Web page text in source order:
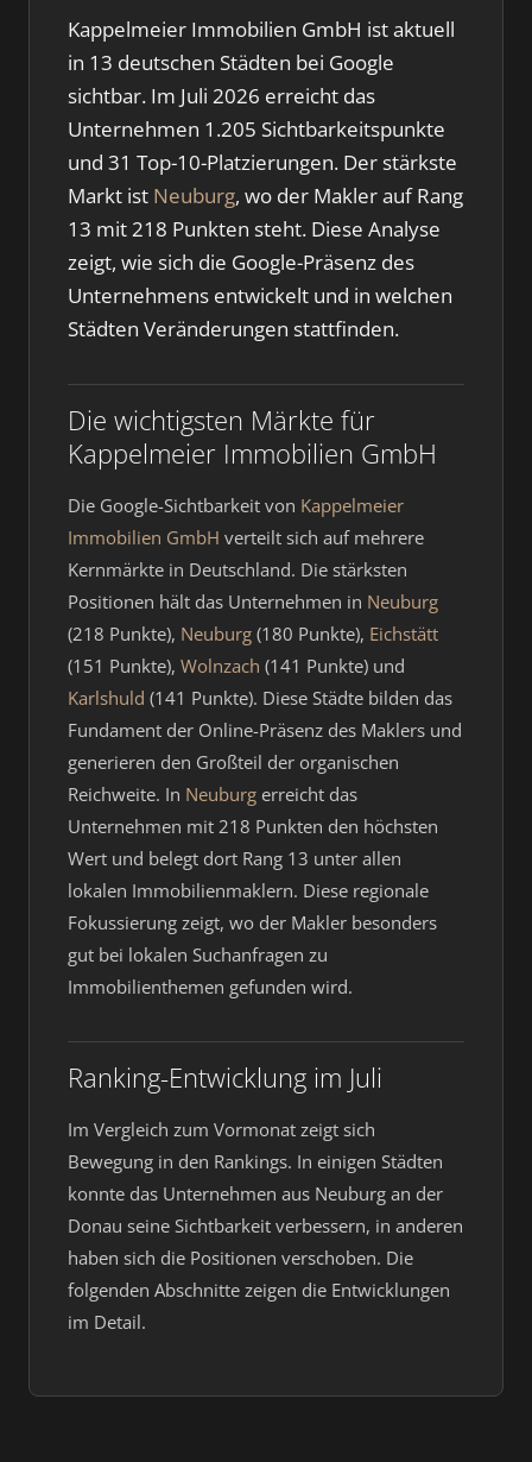
Kappelmeier Immobilien GmbH ist aktuell
in 13 deutschen Städten bei Google
sichtbar. Im Juli 2026 erreicht das
Unternehmen 1.205 Sichtbarkeitspunkte
und 31 Top-10-Platzierungen. Der stärkste
Markt ist Neuburg, wo der Makler auf Rang
13 mit 218 Punkten steht. Diese Analyse
zeigt, wie sich die Google-Präsenz des
Unternehmens entwickelt und in welchen
Städten Veränderungen stattfinden.
Die wichtigsten Märkte für
Kappelmeier Immobilien GmbH
Die Google-Sichtbarkeit von Kappelmeier
Immobilien GmbH verteilt sich auf mehrere
Kernmärkte in Deutschland. Die stärksten
Positionen hält das Unternehmen in Neuburg
(218 Punkte), Neuburg (180 Punkte), Eichstätt
(151 Punkte), Wolnzach (141 Punkte) und
Karlshuld (141 Punkte). Diese Städte bilden das
Fundament der Online-Präsenz des Maklers und
generieren den Großteil der organischen
Reichweite. In Neuburg erreicht das
Unternehmen mit 218 Punkten den höchsten
Wert und belegt dort Rang 13 unter allen
lokalen Immobilienmaklern. Diese regionale
Fokussierung zeigt, wo der Makler besonders
gut bei lokalen Suchanfragen zu
Immobilienthemen gefunden wird.
Ranking-Entwicklung im Juli
Im Vergleich zum Vormonat zeigt sich
Bewegung in den Rankings. In einigen Städten
konnte das Unternehmen aus Neuburg an der
Donau seine Sichtbarkeit verbessern, in anderen
haben sich die Positionen verschoben. Die
folgenden Abschnitte zeigen die Entwicklungen
im Detail.